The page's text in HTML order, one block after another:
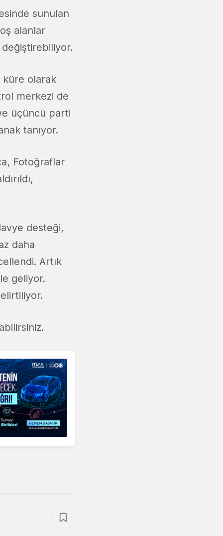
sunulan
alanlar
küre olarak
merkezi de
üçüncü parti
tanıyor.
Fotoğraflar
desteği,
daha
Artık
geliyor.